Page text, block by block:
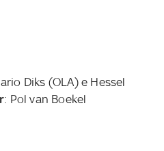
Diks (OLA) e Hessel
: Pol van Boekel